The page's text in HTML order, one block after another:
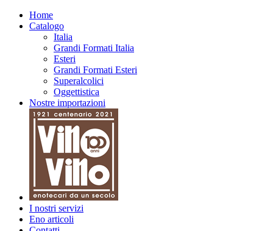
Home
Catalogo
Italia
Grandi Formati Italia
Esteri
Grandi Formati Esteri
Superalcolici
Oggettistica
Nostre importazioni
I nostri servizi
Eno articoli